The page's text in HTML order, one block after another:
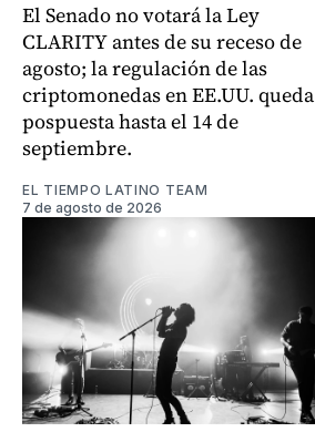
El Senado no votará la Ley
CLARITY antes de su receso de
agosto; la regulación de las
criptomonedas en EE.UU. queda
pospuesta hasta el 14 de
septiembre.
EL TIEMPO LATINO TEAM
7 de agosto de 2026